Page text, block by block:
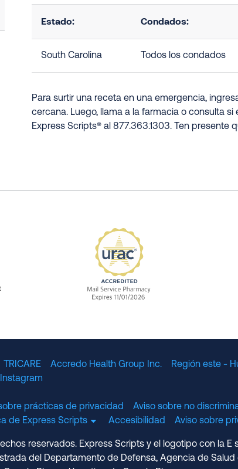
Estado: Condados:
South Carolina Todos los condados
Para surtir una receta en una emergencia,
cercana. Luego, llama a la farmacia o consulta si
Express Scripts® al 877.363.1303. Ten
TRICARE Accredo Health Group Inc. Región este -
prácticas de privacidad Aviso sobre no
Acerca de Express Scripts Accesibilidad Aviso sobre
reservados. Express Scripts y el logotipo con la
del Departamento de Defensa, Agencia de